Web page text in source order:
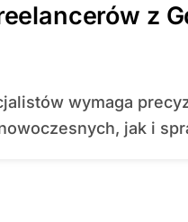
z
jak i